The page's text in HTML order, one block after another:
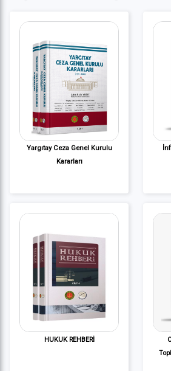
Yargıtay Ceza Genel Kurulu
Kararları
HUKUK REHBERİ